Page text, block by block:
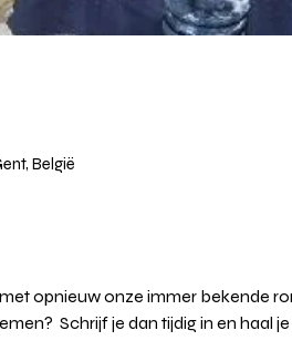
België
opnieuw onze immer bekende
Schrijf je dan tijdig in en haal